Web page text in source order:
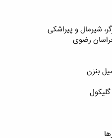
شیرمال و پیراشکی